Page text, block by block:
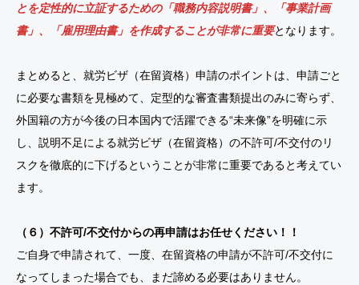
とを定性的に立証するための「職務内容説明書」、「事業計画
書」、「雇用理由書」を作成することが非常に重要となります。
まとめると、就労ビザ（在留資格）申請のポイントは、申請ごと
に必要な書類を見極めて、定型的な審査書類提出のみに寄らず、
外国籍の方が今後の日本国内で活躍できる“未来像”を明確に示
し、説明不足による就労ビザ（在留資格）の不許可/不交付のリ
スクを徹底的に下げるということが非常に重要であると考えてい
ます。
（６）不許可/不交付からの再申請はお任せください！！
ご自身で申請されて、一度、在留資格の申請が不許可/不交付に
なってしまった場合でも、まだ諦める必要はありません。